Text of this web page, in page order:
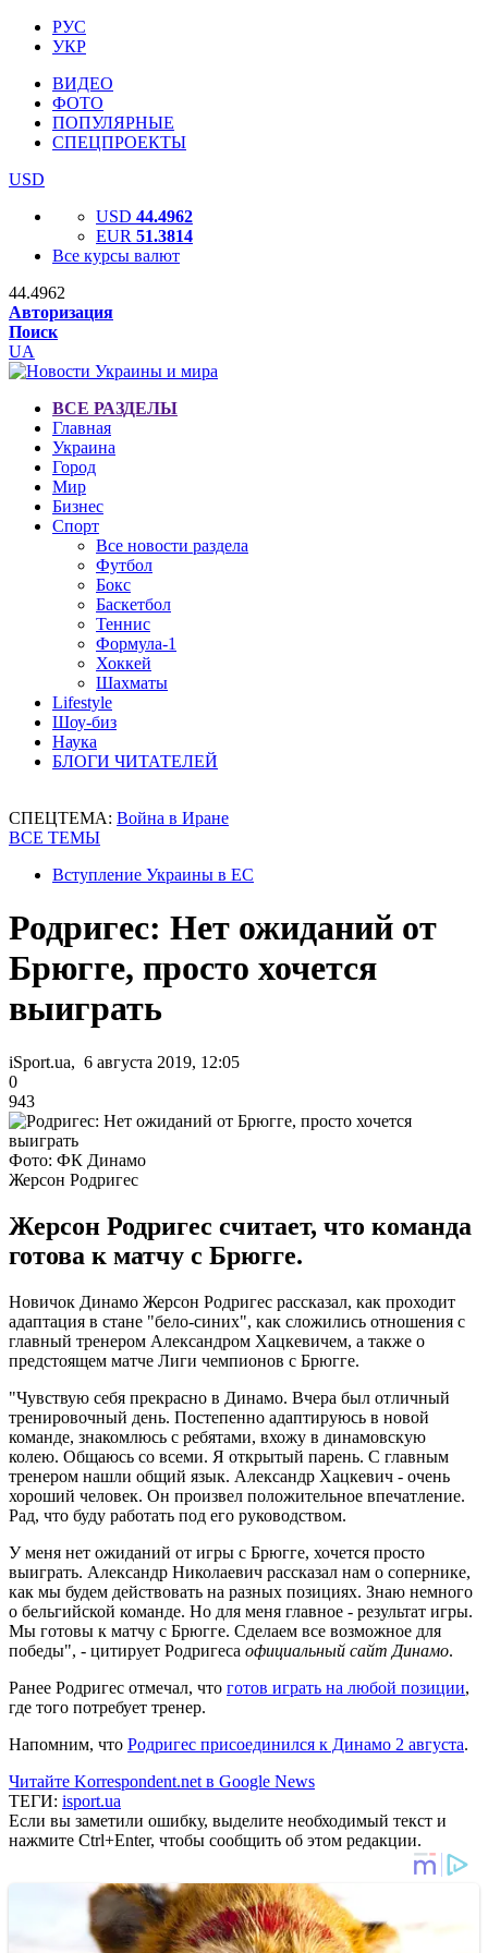
РУС
УКР
ВИДЕО
ФОТО
ПОПУЛЯРНЫЕ
СПЕЦПРОЕКТЫ
USD
USD 44.4962
EUR 51.3814
Все курсы валют
44.4962
Авторизация
Поиск
UA
ВСЕ РАЗДЕЛЫ
Главная
Украина
Город
Мир
Бизнес
Спорт
Все новости раздела
Футбол
Бокс
Баскетбол
Теннис
Формула-1
Хоккей
Шахматы
Lifestyle
Шоу-биз
Наука
БЛОГИ ЧИТАТЕЛЕЙ
СПЕЦТЕМА: Война в Иране
ВСЕ ТЕМЫ
Вступление Украины в ЕС
Родригес: Нет ожиданий от
Брюгге, просто хочется
выиграть
iSport.ua, 6 августа 2019, 12:05
0
943
Фото: ФК Динамо
Жерсон Родригес
Жерсон Родригес считает, что команда
готова к матчу с Брюгге.
Новичок Динамо Жерсон Родригес рассказал, как проходит
адаптация в стане "бело-синих", как сложились отношения с
главный тренером Александром Хацкевичем, а также о
предстоящем матче Лиги чемпионов с Брюгге.
"Чувствую себя прекрасно в Динамо. Вчера был отличный
тренировочный день. Постепенно адаптируюсь в новой
команде, знакомлюсь с ребятами, вхожу в динамовскую
колею. Общаюсь со всеми. Я открытый парень. С главным
тренером нашли общий язык. Александр Хацкевич - очень
хороший человек. Он произвел положительное впечатление.
Рад, что буду работать под его руководством.
У меня нет ожиданий от игры с Брюгге, хочется просто
выиграть. Александр Николаевич рассказал нам о сопернике,
как мы будем действовать на разных позициях. Знаю немного
о бельгийской команде. Но для меня главное - результат игры.
Мы готовы к матчу с Брюгге. Сделаем все возможное для
победы", - цитирует Родригеса официальный сайт Динамо.
Ранее Родригес отмечал, что готов играть на любой позиции,
где того потребует тренер.
Напомним, что Родригес присоединился к Динамо 2 августа.
Читайте Korrespondent.net в Google News
ТЕГИ: isport.ua
Если вы заметили ошибку, выделите необходимый текст и
нажмите Ctrl+Enter, чтобы сообщить об этом редакции.